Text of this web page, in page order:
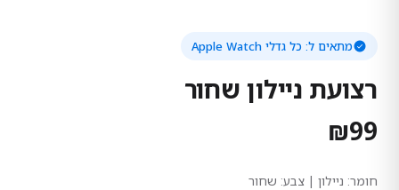
מתאים ל: כל גדלי Apple Watch
רצועת ניילון שחור
₪99
חומר: ניילון | צבע: שחור